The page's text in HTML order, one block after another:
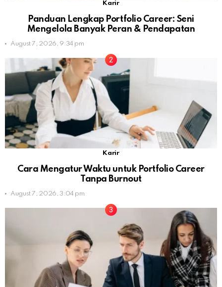
Karir
Panduan Lengkap Portfolio Career: Seni
Mengelola Banyak Peran & Pendapatan
August 7, 2026, 9:34 pm
Karir
Cara Mengatur Waktu untuk Portfolio Career
Tanpa Burnout
August 7, 2026, 3:04 pm